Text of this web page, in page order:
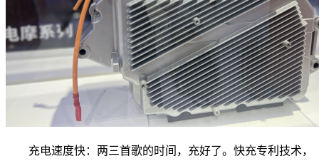
充电速度快：两三首歌的时间，充好了。快充专利技术，